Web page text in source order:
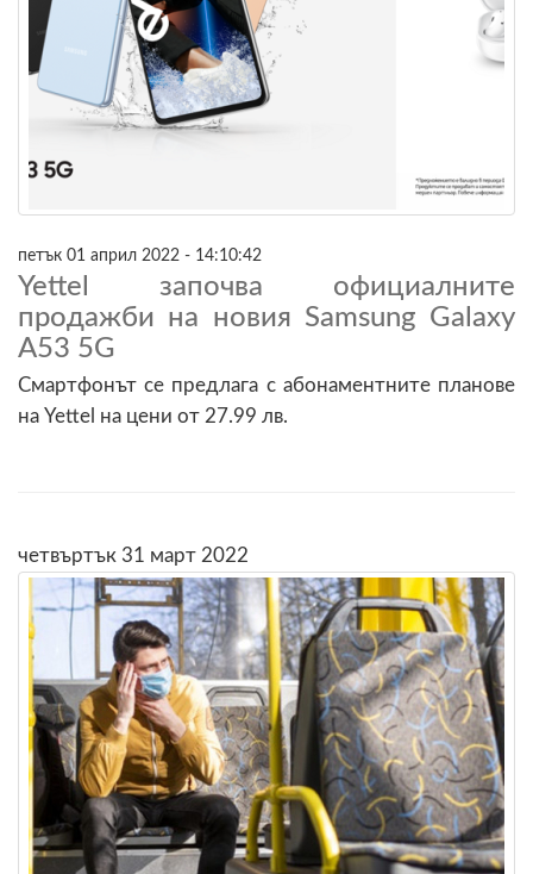
петък 01 април 2022 - 14:10:42
Yettel започва официалните
продажби на новия Samsung Galaxy
A53 5G
Смартфонът се предлага с абонаментните планове
на Yettel на цени от 27.99 лв.
четвъртък 31 март 2022